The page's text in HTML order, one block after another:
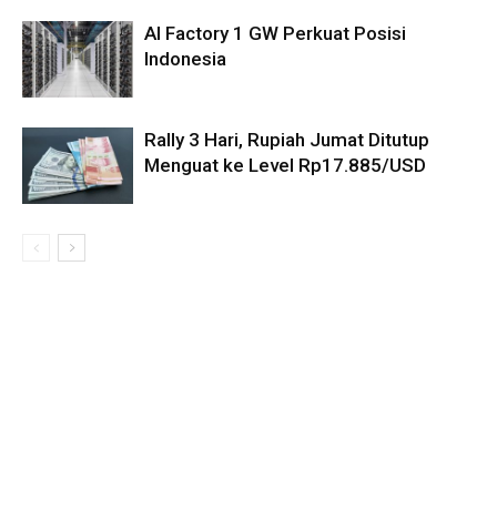
AI Factory 1 GW Perkuat Posisi
Indonesia
Rally 3 Hari, Rupiah Jumat Ditutup
Menguat ke Level Rp17.885/USD